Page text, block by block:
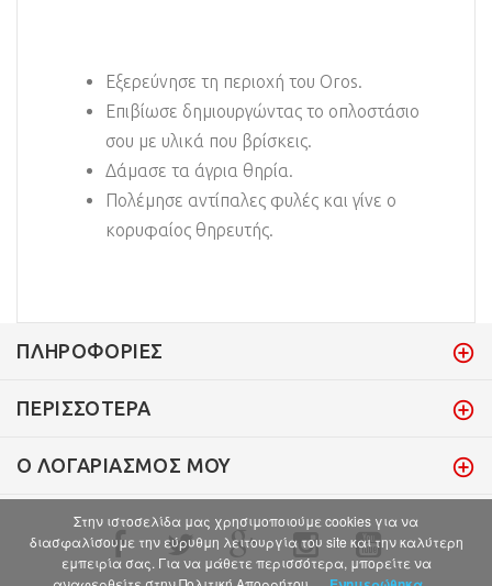
Εξερεύνησε τη περιοχή του Oros.
Επιβίωσε δημιουργώντας το οπλοστάσιο
σου με υλικά που βρίσκεις.
Δάμασε τα άγρια θηρία.
Πολέμησε αντίπαλες φυλές και γίνε ο
κορυφαίος θηρευτής.
ΠΛΗΡΟΦΟΡΊΕΣ
ΠΕΡΙΣΣΌΤΕΡΑ
Ο ΛΟΓΑΡΙΑΣΜΌΣ ΜΟΥ
Στην ιστοσελίδα μας χρησιμοποιούμε cookies για να
διασφαλίσουμε την εύρυθμη λειτουργία του site και την καλύτερη
εμπειρία σας. Για να μάθετε περισσότερα, μπορείτε να